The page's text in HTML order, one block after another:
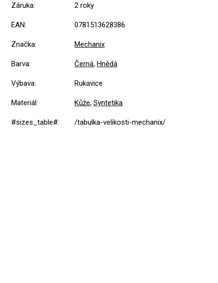
Záruka: 2 roky
EAN: 0781513628386
Značka: Mechanix
Barva: Černá, Hnědá
Výbava: Rukavice
Materiál: Kůže, Syntetika
#sizes_table#: /tabulka-velikosti-mechanix/